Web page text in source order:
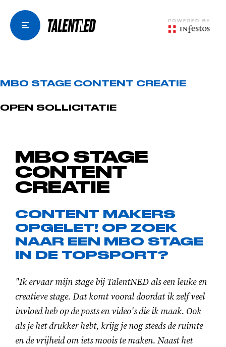
MBO STAGE CONTENT CREATIE
OPEN SOLLICITATIE
MBO STAGE
CONTENT
CREATIE
CONTENT MAKERS
OPGELET! OP ZOEK
NAAR EEN MBO STAGE
IN DE TOPSPORT?
"Ik ervaar mijn stage bij TalentNED als een leuke en
creatieve stage. Dat komt vooral doordat ik zelf veel
invloed heb op de posts en video's die ik maak. Ook
als je het drukker hebt, krijg je nog steeds de ruimte
en de vrijheid om iets moois te maken. Naast het